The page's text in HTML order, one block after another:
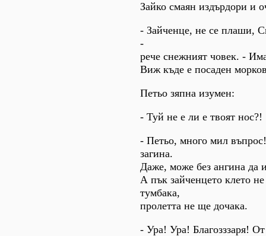
Зайко смаян издърдори и
- Зайченце, не се плаши,
-
рече снежният човек. -
Виж къде е посаден
Петьо зяпна изумен:
- Туй не е ли е твоят нос?!
- Петьо, много мил
загина.
Даже, може без ангина да
А пък зайченцето клето
тумбака,
пролетта не ще дочака.
- Ура! Ура! Благозззаря!